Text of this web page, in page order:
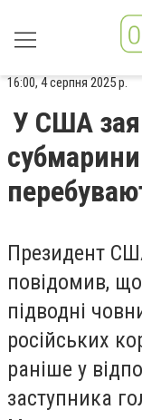
16:00, 4 серпня 2025 р.
У США
Президент
повідомив,
підводні
російських
раніше у
заступника